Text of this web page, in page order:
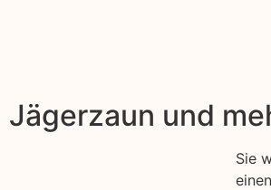
Jägerzaun und
Sie